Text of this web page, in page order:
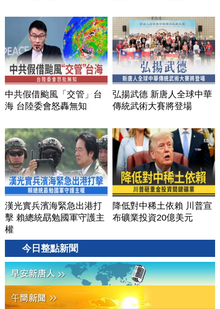
中共假借颱風「交管」台
海 台陸委會怒轟無知
弘揚武德 新唐人全球中華
傳統武術大賽將登場
漢光實兵濱海緊急出港打
擊 賴總統勗勉國軍守護主
權
降低對中稀土依賴 川普宣
布礦業投資20億美元
今日整點新聞